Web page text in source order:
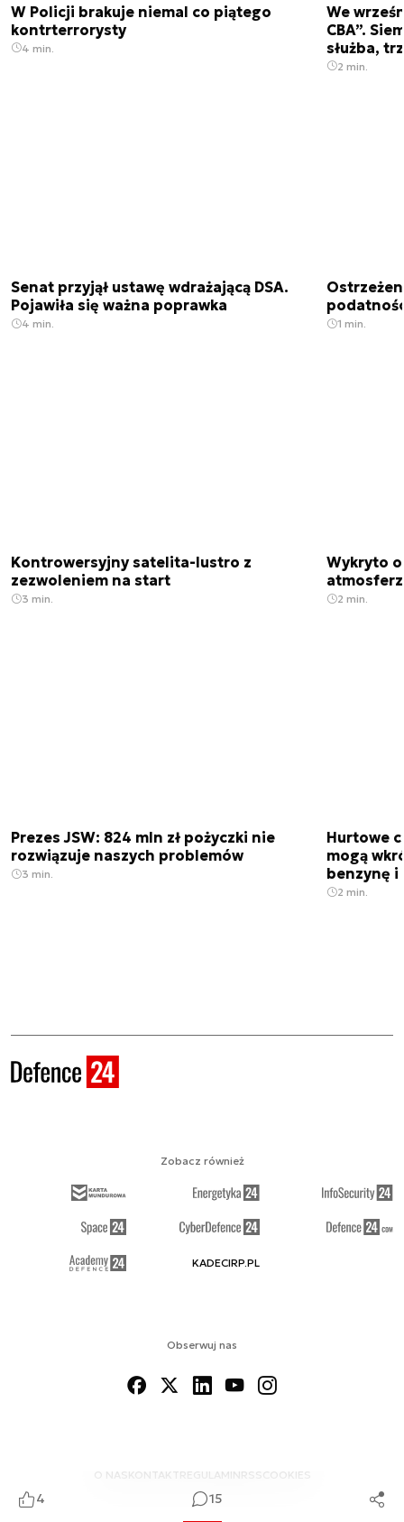
4 15
W Policji brakuje niemal co piątego
kontrterrorysty
4 min.
We
CBA”.
służba,
2 min.
Senat przyjął ustawę wdrażającą DSA.
Pojawiła się ważna poprawka
4 min. 1 min.
Kontrowersyjny satelita-lustro z
zezwoleniem na start
3 min.
Wykryto
2 min.
Prezes JSW: 824 mln zł pożyczki nie
rozwiązuje naszych problemów
3 min.
Hurtowe
mogą
benzynę i
2 min.
Obserwuj nas
O NAS KONTAKTREGULAMINRSS COOKIES
Zobacz również
KADECIRP.PL